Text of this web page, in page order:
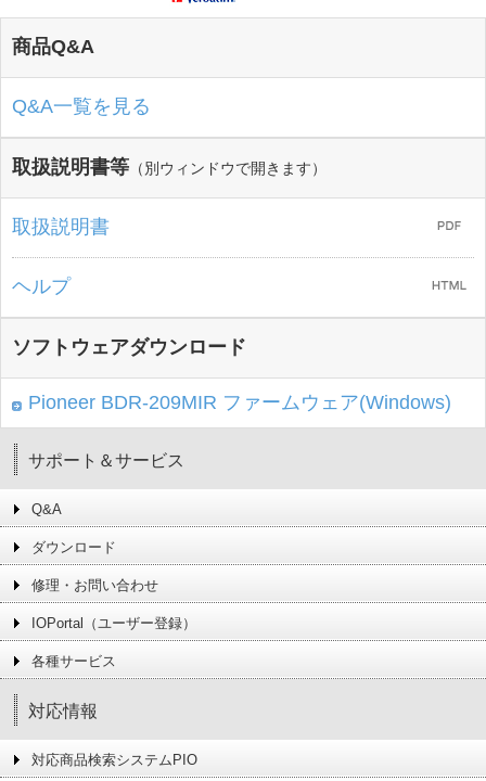
商品Q&A
Q&A一覧を見る
取扱説明書等 （別ウィンドウで開きます）
取扱説明書
ヘルプ
ソフトウェアダウンロード
Pioneer BDR-209MIR ファームウェア(Windows)
サポート＆サービス
Q&A
ダウンロード
修理・お問い合わせ
IOPortal（ユーザー登録）
各種サービス
対応情報
対応商品検索システムPIO